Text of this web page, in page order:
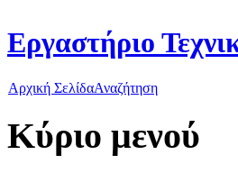
Εργαστήριο
Αρχική ΣελίδαΑναζήτηση
Κύριο μενού